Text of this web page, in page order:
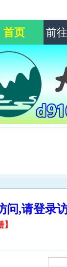
首页 前
问,请登
】